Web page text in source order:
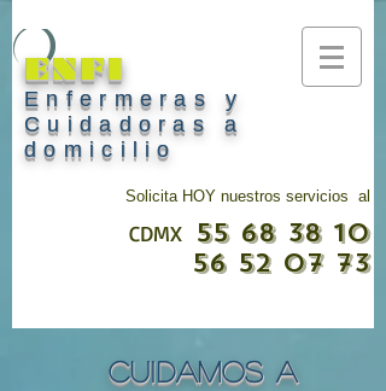
ENFI
Enfermeras y
Cuidadoras a
domicilio
Solicita HOY nuestros servicios al
CDMX 55 68 38 10
56 52 07 73
Cuidamos a